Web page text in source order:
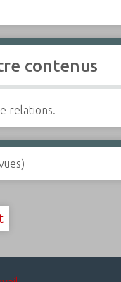
contenus
relations.